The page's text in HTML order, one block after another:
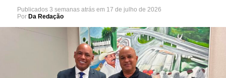
Publicados 3 semanas atrás em 17 de julho de 2026
Por Da Redação